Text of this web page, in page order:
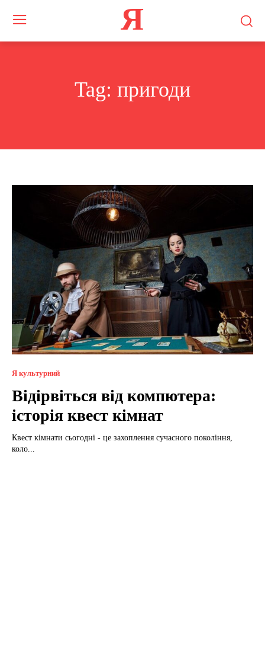
Я
Tag: пригоди
Я культурний
Відірвіться від компютера:
історія квест кімнат
Квест кімнати сьогодні - це захоплення сучасного покоління,
коло...